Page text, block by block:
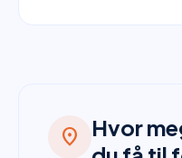
location_on
Hvor